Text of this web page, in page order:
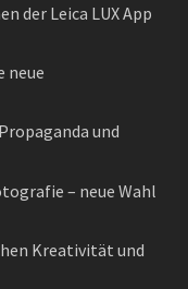
der Leica LUX App
neue
und
– neue Wahl
Kreativität und